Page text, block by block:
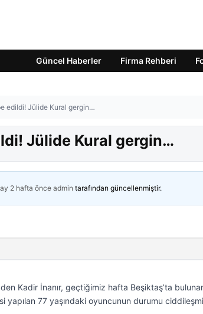
Güncel Haberler Firma Rehberi
edildi! Jülide Kural gergin…
Jülide Kural gergin…
2 hafta önceadmin tarafından güncellenmiştir.
Kadir İnanır, geçtiğimiz hafta Beşiktaş’ta
yapılan 77 yaşındaki oyuncunun durumu